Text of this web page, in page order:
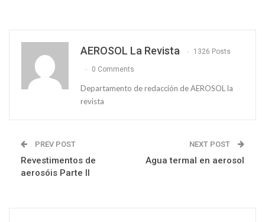
AEROSOL La Revista 1326 Posts
0 Comments
Departamento de redacción de AEROSOL la
revista
PREV POST
Revestimentos de
aerosóis Parte II
NEXT POST
Agua termal en aerosol